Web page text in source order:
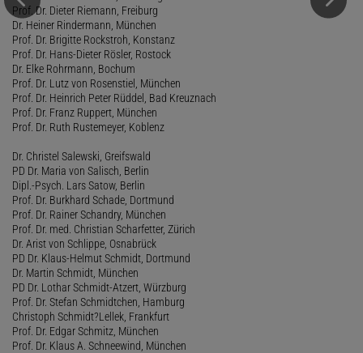
Prof. Dr. Dieter Riemann, Freiburg
Dr. Heiner Rindermann, München
Prof. Dr. Brigitte Rockstroh, Konstanz
Prof. Dr. Hans-Dieter Rösler, Rostock
Dr. Elke Rohrmann, Bochum
Prof. Dr. Lutz von Rosenstiel, München
Prof. Dr. Heinrich Peter Rüddel, Bad Kreuznach
Prof. Dr. Franz Ruppert, München
Prof. Dr. Ruth Rustemeyer, Koblenz
Dr. Christel Salewski, Greifswald
PD Dr. Maria von Salisch, Berlin
Dipl.-Psych. Lars Satow, Berlin
Prof. Dr. Burkhard Schade, Dortmund
Prof. Dr. Rainer Schandry, München
Prof. Dr. med. Christian Scharfetter, Zürich
Dr. Arist von Schlippe, Osnabrück
PD Dr. Klaus-Helmut Schmidt, Dortmund
Dr. Martin Schmidt, München
PD Dr. Lothar Schmidt-Atzert, Würzburg
Prof. Dr. Stefan Schmidtchen, Hamburg
Christoph Schmidt?Lellek, Frankfurt
Prof. Dr. Edgar Schmitz, München
Prof. Dr. Klaus A. Schneewind, München